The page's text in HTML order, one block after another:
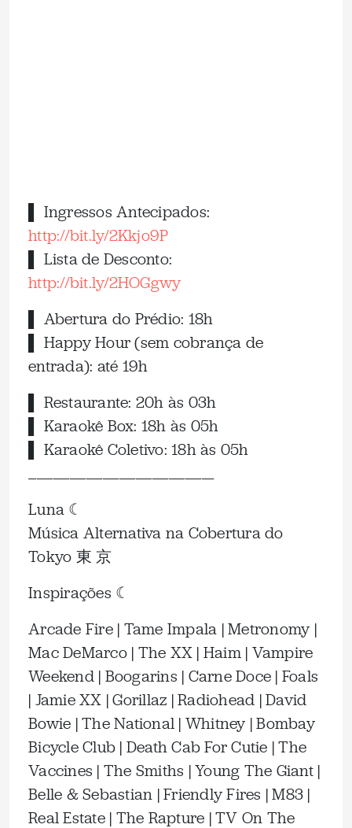
▌ Ingressos Antecipados:
http://bit.ly/2Kkjo9P
▌ Lista de Desconto:
http://bit.ly/2HOGgwy
▌ Abertura do Prédio: 18h
▌ Happy Hour (sem cobrança de
entrada): até 19h
▌ Restaurante: 20h às 03h
▌ Karaokê Box: 18h às 05h
▌ Karaokê Coletivo: 18h às 05h
Luna ☾
Música Alternativa na Cobertura do
Tokyo 東 京
Inspirações ☾
Arcade Fire | Tame Impala | Metronomy |
Mac DeMarco | The XX | Haim | Vampire
Weekend | Boogarins | Carne Doce | Foals
| Jamie XX | Gorillaz | Radiohead | David
Bowie | The National | Whitney | Bombay
Bicycle Club | Death Cab For Cutie | The
Vaccines | The Smiths | Young The Giant |
Belle & Sebastian | Friendly Fires | M83 |
Real Estate | The Rapture | TV On The